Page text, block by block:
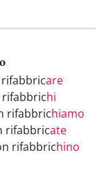
are
hi
rifabbrichiamo
rifabbricate
rifabbrichino